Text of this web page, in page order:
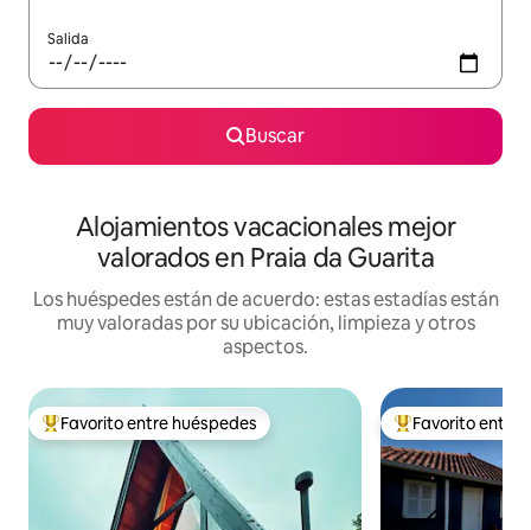
Salida
Buscar
Alojamientos vacacionales mejor
valorados en Praia da Guarita
Los huéspedes están de acuerdo: estas estadías están
muy valoradas por su ubicación, limpieza y otros
aspectos.
Favorito entre huéspedes preferido
Favorito entre huéspedes Favorito entre
Favorito entre